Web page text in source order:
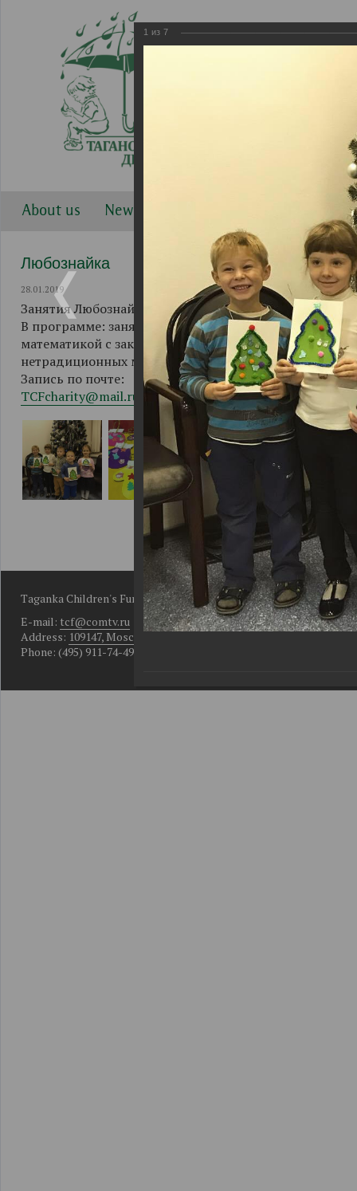
About us News
Любознайка
28.01.2019
Занятия Любознайки проходят в 17:00 по вторникам
В программе: занятие с логопедом, развитие
математикой с закреплением в творчестве с
нетрадиционных материалов.
Запись по почте:
TCFcharity@mail.ru
Taganka Children's Fund
E-mail: tcf@comtv.ru
Address: 109147, Moscow, Bolshoy Rogozhsky per., D. 10, Bldg. 2
Phone: (495) 911-74-49
1 из 7